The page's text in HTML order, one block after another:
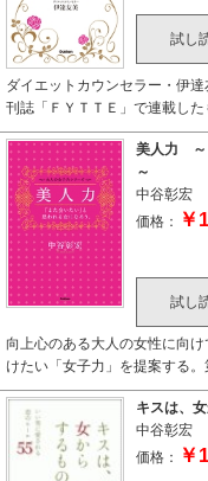
試し
ダイエットカウンセラー・伊
刊誌「ＦＹＴＴＥ」で連載した
美人力 ～
～
中谷彰宏
価格：
￥
試し
向上心のある大人の女性に向
けたい「女子力」を提案する。
キスは、女
中谷彰宏
価格：
￥